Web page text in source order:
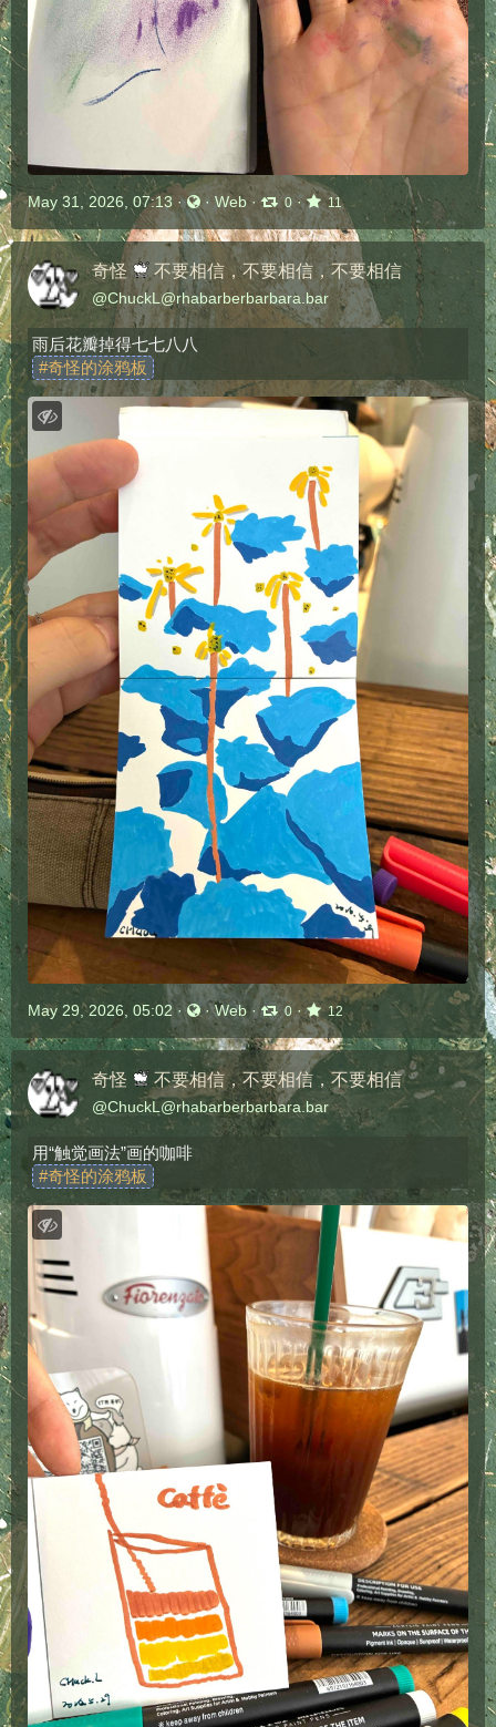
May 31, 2026, 07:13 · · Web· 0 · 11
奇怪 不要相信，不要相信，不要相信
@ChuckL@rhabarberbarbara.bar
雨后花瓣掉得七七八八
#奇怪的涂鸦板
May 29, 2026, 05:02 · ·Web· 0 · 12
奇怪 不要相信，不要相信，不要相信
@ChuckL@rhabarberbarbara.bar
用“触觉画法”画的咖啡
#奇怪的涂鸦板